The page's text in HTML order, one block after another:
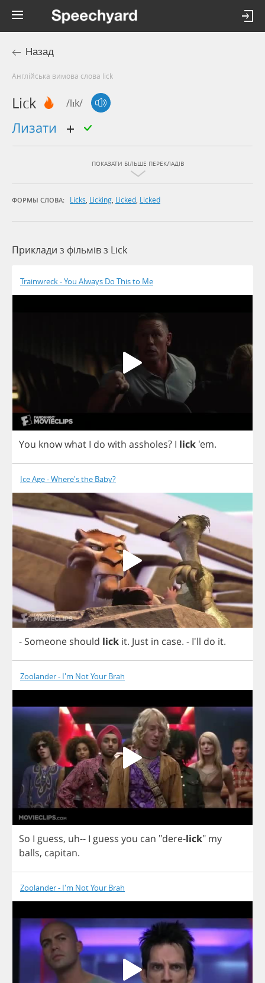
Назад
Англійська вимова слова lick
Lick /lɪk/
лизати
ПОКАЗАТИ БІЛЬШЕ ПЕРЕКЛАДІВ
ФОРМЫ СЛОВА: Licks, Licking, Licked, Licked
Приклади з фільмів з Lick
Trainwreck - You Always Do This to Me
You knowwhat I do with assholes? I lick 'em.
Ice Age - Where's the Baby?
- Someone should lick it. Just in case. - I'll do it.
Zoolander - I'm Not Your Brah
So I guess, uh-- I guess you can "dere-lick" my
balls, capitan.
Zoolander - I'm Not Your Brah